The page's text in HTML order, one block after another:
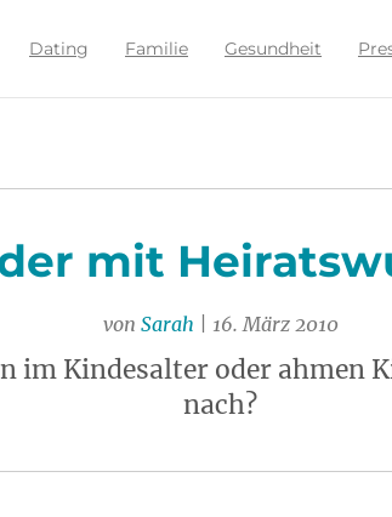
Dating Familie Gesundheit
mit
von Sarah | 16. März 2010
im Kindesalter oder ahmen
nach?